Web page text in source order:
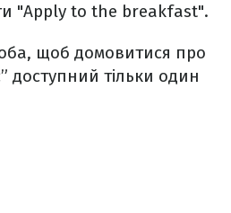
"Apply to the breakfast".
щоб домовитися про
доступний тільки один